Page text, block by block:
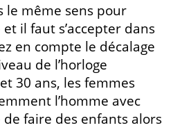
le même sens pour
il faut s’accepter dans
en compte le décalage
de l’horloge
30 ans, les femmes
l’homme avec
faire des enfants alors